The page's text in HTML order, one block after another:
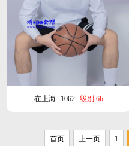
在上海 1062 级别:6b
首页 上一页 1